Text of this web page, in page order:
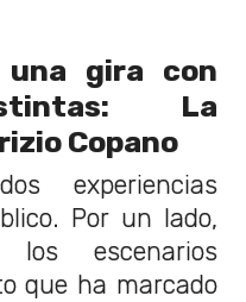
gira con
La
Copano
experiencias
Por un lado,
escenarios
que ha marcado